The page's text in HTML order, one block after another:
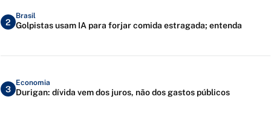
2
Brasil
Golpistas usam IA para forjar comida estragada; entenda
3
Economia
Durigan: dívida vem dos juros, não dos gastos públicos